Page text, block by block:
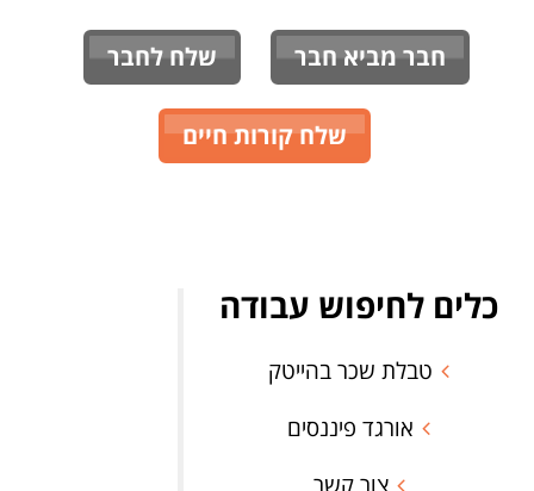
חבר מביא חבר שלח לחבר
שלח קורות חיים
כלים לחיפוש עבודה
טבלת שכר בהייטק
אורגד פיננסים